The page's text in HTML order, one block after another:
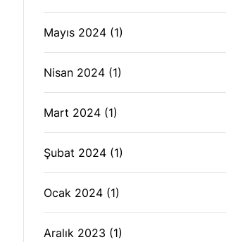
Mayıs 2024 (1)
Nisan 2024 (1)
Mart 2024 (1)
Şubat 2024 (1)
Ocak 2024 (1)
Aralık 2023 (1)